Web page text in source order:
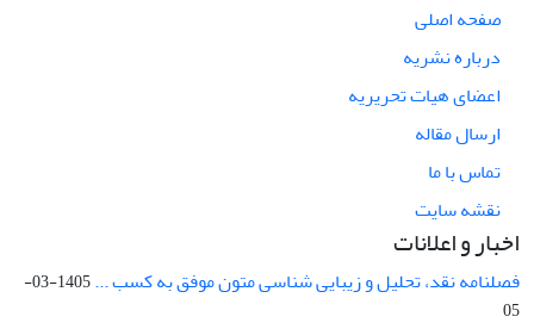
صفحه اصلی
درباره نشریه
اعضای هیات تحریریه
ارسال مقاله
تماس با ما
نقشه سایت
اخبار و اعلانات
فصلنامه نقد، تحلیل و زیبایی شناسی متون موفق به کسب ...
1405-03-
05